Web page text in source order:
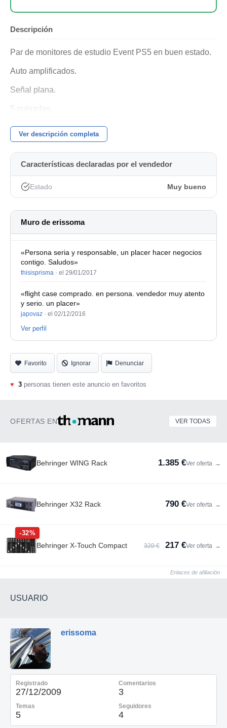
Descripción
Par de monitores de estudio Event PS5 en buen estado.
Auto amplificados.
Señal plana.
5 pulgadas.
Regalo aisladores skum
NO ENVIO.
No acepto cambios. Abstenerse.
Ver descripción completa
Características declaradas por el vendedor
Estado Muy bueno
Muro de erissoma
«Persona seria y responsable, un placer hacer negocios
contigo. Saludos»
thisisprisma · el 29/01/2017
«flight case comprado. en persona. vendedor muy atento
y serio. un placer»
japovaz · el 02/12/2016
Ver perfil
Favorito Ignorar Denunciar
♥ 3 personas tienen este anuncio en favoritos
OFERTAS EN VER TODAS
Behringer WING Rack 1.385 €Ver oferta →
Behringer X32 Rack 790 €Ver oferta →
-32%
Behringer X-Touch Compact 320 € 217 €Ver oferta →
Enlaces de afiliación
USUARIO
erissoma
Registrado
27/12/2009
Comentarios
3
Temas
5
Seguidores
4